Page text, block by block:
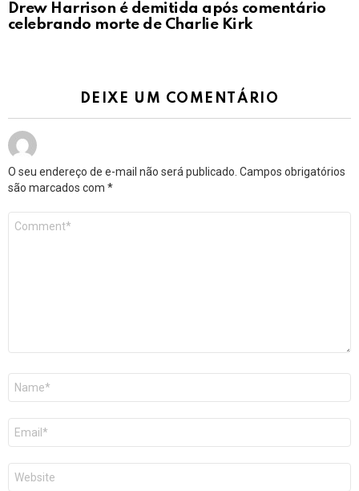
Drew Harrison é demitida após comentário
celebrando morte de Charlie Kirk
DEIXE UM COMENTÁRIO
O seu endereço de e-mail não será publicado. Campos obrigatórios
são marcados com *
mail
*